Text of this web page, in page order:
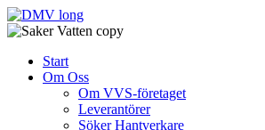
Skip
to
Start
Om Oss
Om VVS-företaget
Leverantörer
Söker Hantverkare